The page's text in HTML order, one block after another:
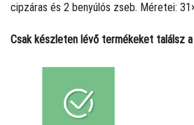
cipzáras és 2 benyúlós zseb. Méretei:
Csak készleten lévő termékeket találsz